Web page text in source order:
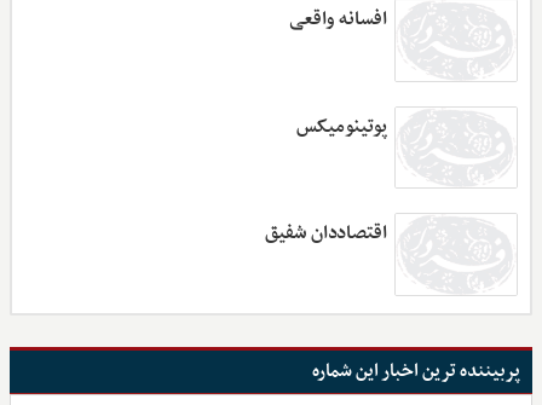
افسانه واقعی
پوتینومیکس
اقتصاددان شفیق
پربیننده ترین اخبار این شماره